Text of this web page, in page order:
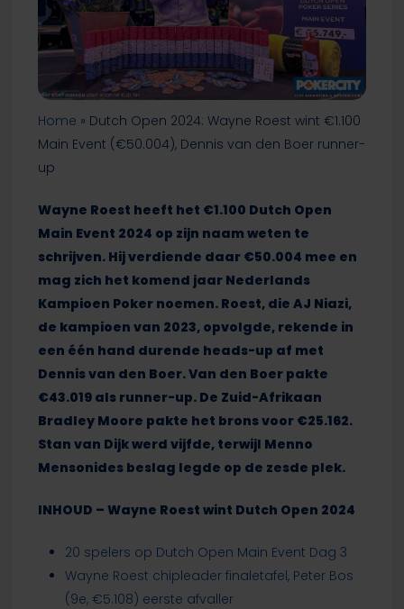
Home » Dutch Open 2024: Wayne Roest wint €1.100
Main Event (€50.004), Dennis van den Boer runner-
up
Wayne Roest heeft het €1.100 Dutch Open
Main Event 2024 op zijn naam weten te
schrijven. Hij verdiende daar €50.004 mee en
mag zich het komend jaar Nederlands
Kampioen Poker noemen. Roest, die AJ Niazi,
de kampioen van 2023, opvolgde, rekende in
een één hand durende heads-up af met
Dennis van den Boer. Van den Boer pakte
€43.019 als runner-up. De Zuid-Afrikaan
Bradley Moore pakte het brons voor €25.162.
Stan van Dijk werd vijfde, terwijl Menno
Mensonides beslag legde op de zesde plek.
INHOUD – Wayne Roest wint Dutch Open 2024
20 spelers op Dutch Open Main Event Dag 3
Wayne Roest chipleader finaletafel, Peter Bos
(9e, €5.108) eerste afvaller